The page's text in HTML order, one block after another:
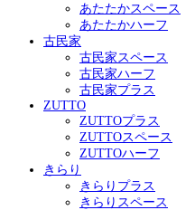
あたたかスペース
あたたかハーフ
古民家
古民家スペース
古民家ハーフ
古民家プラス
ZUTTO
ZUTTOプラス
ZUTTOスペース
ZUTTOハーフ
きらり
きらりプラス
きらりスペース